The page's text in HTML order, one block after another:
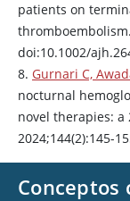
patients on
doi:10.1002/
8. Gurnari C,
nocturnal
novel therapies: a
2024;144(2):145-
Conceptos